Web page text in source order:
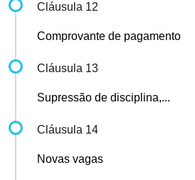
Cláusula 12
Comprovante de pagamento
Cláusula 13
Supressão de disciplina,...
Cláusula 14
Novas vagas